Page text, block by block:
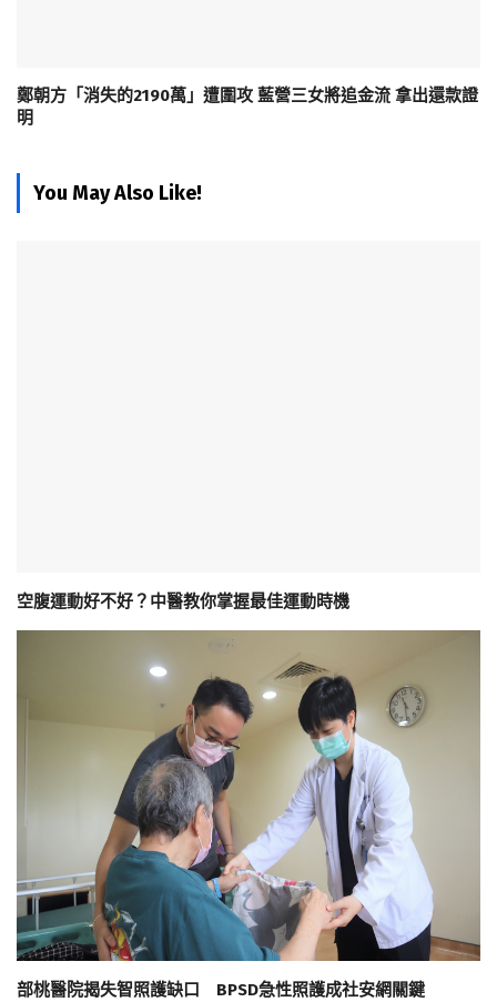
鄭朝方「消失的2190萬」遭圍攻 藍營三女將追金流 拿出還款證
明
You May Also Like!
空腹運動好不好？中醫教你掌握最佳運動時機
部桃醫院揭失智照護缺口 BPSD急性照護成社安網關鍵